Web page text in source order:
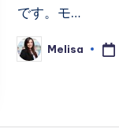
です。モ…
Posted
by
Melisa